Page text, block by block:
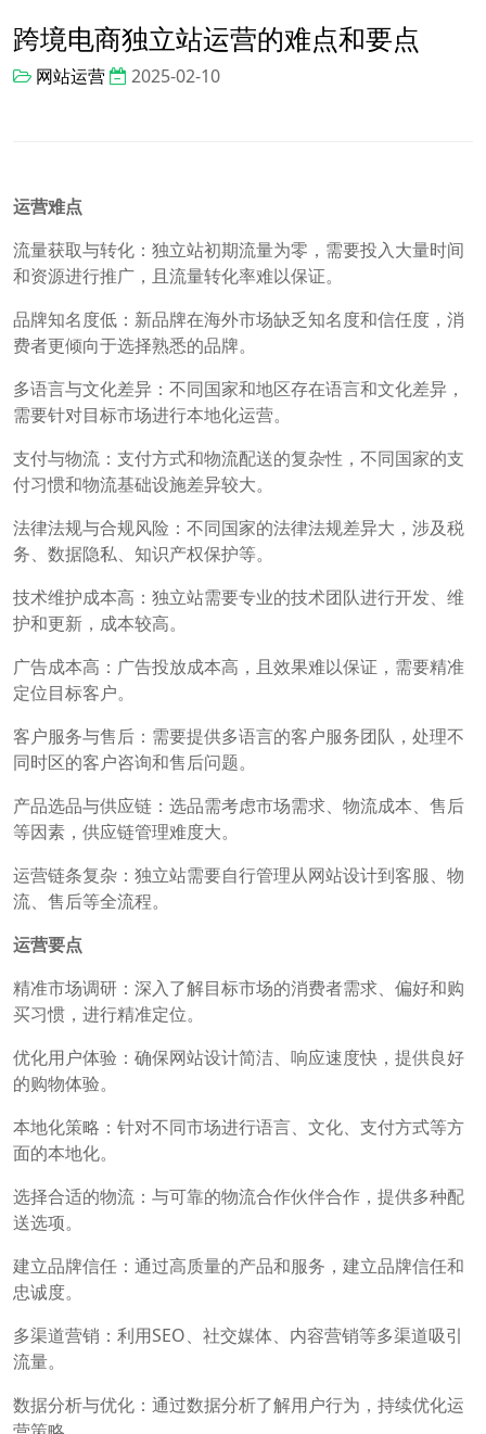
跨境电商独立站运营的难点和要点
网站运营 2025-02-10
运营难点
流量获取与转化：独立站初期流量为零，需要投入大量时间
和资源进行推广，且流量转化率难以保证。
品牌知名度低：新品牌在海外市场缺乏知名度和信任度，消
费者更倾向于选择熟悉的品牌。
多语言与文化差异：不同国家和地区存在语言和文化差异，
需要针对目标市场进行本地化运营。
支付与物流：支付方式和物流配送的复杂性，不同国家的支
付习惯和物流基础设施差异较大。
法律法规与合规风险：不同国家的法律法规差异大，涉及税
务、数据隐私、知识产权保护等。
技术维护成本高：独立站需要专业的技术团队进行开发、维
护和更新，成本较高。
广告成本高：广告投放成本高，且效果难以保证，需要精准
定位目标客户。
客户服务与售后：需要提供多语言的客户服务团队，处理不
同时区的客户咨询和售后问题。
产品选品与供应链：选品需考虑市场需求、物流成本、售后
等因素，供应链管理难度大。
运营链条复杂：独立站需要自行管理从网站设计到客服、物
流、售后等全流程。
运营要点
精准市场调研：深入了解目标市场的消费者需求、偏好和购
买习惯，进行精准定位。
优化用户体验：确保网站设计简洁、响应速度快，提供良好
的购物体验。
本地化策略：针对不同市场进行语言、文化、支付方式等方
面的本地化。
选择合适的物流：与可靠的物流合作伙伴合作，提供多种配
送选项。
建立品牌信任：通过高质量的产品和服务，建立品牌信任和
忠诚度。
多渠道营销：利用SEO、社交媒体、内容营销等多渠道吸引
流量。
数据分析与优化：通过数据分析了解用户行为，持续优化运